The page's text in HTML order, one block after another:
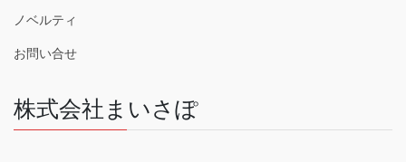
ノベルティ
お問い合せ
株式会社まいさぽ